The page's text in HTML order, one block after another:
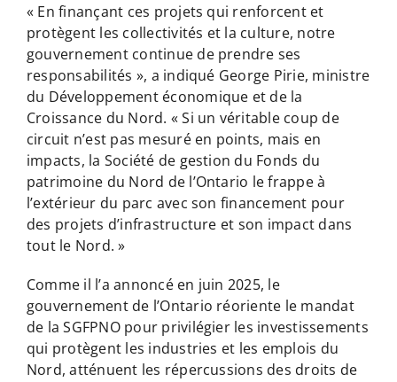
« En finançant ces projets qui renforcent et
protègent les collectivités et la culture, notre
gouvernement continue de prendre ses
responsabilités », a indiqué George Pirie, ministre
du Développement économique et de la
Croissance du Nord. « Si un véritable coup de
circuit n’est pas mesuré en points, mais en
impacts, la Société de gestion du Fonds du
patrimoine du Nord de l’Ontario le frappe à
l’extérieur du parc avec son financement pour
des projets d’infrastructure et son impact dans
tout le Nord. »
Comme il l’a annoncé en juin 2025, le
gouvernement de l’Ontario réoriente le mandat
de la SGFPNO pour privilégier les investissements
qui protègent les industries et les emplois du
Nord, atténuent les répercussions des droits de